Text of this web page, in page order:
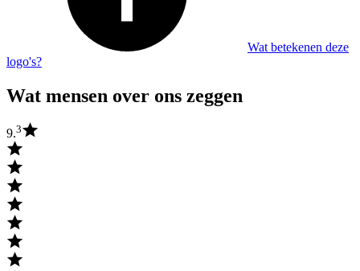
Wat betekenen deze
logo's?
Wat mensen over ons zeggen
9.3